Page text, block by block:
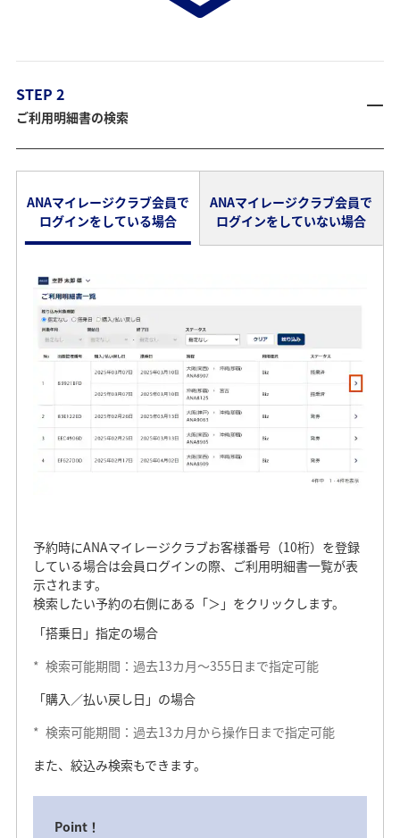
STEP 2
ご利用明細書の検索
ANAマイレージクラブ会員で
ログインをしている場合
ANAマイレージクラブ会員で
ログインをしていない場合
予約時にANAマイレージクラブお客様番号（10桁）を登録
している場合は会員ログインの際、ご利用明細書一覧が表
示されます。
検索したい予約の右側にある「＞」をクリックします。
「搭乗日」指定の場合
* 検索可能期間：過去13カ月～355日まで指定可能
「購入／払い戻し日」の場合
* 検索可能期間：過去13カ月から操作日まで指定可能
また、絞込み検索もできます。
Point！